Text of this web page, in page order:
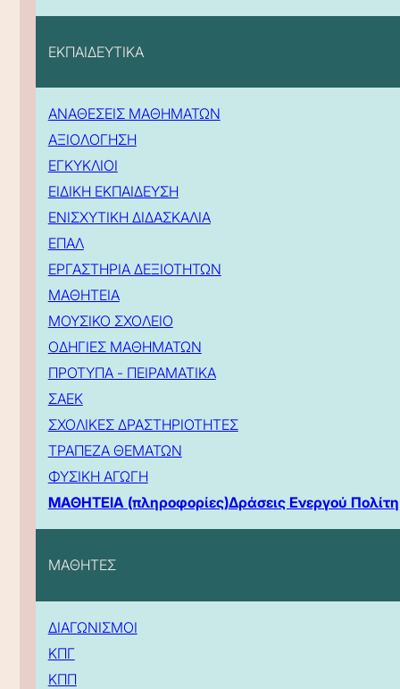
ΕΚΠΑΙΔΕΥΤΙΚΑ
ΑΝΑΘΕΣΕΙΣ ΜΑΘΗΜΑΤΩΝ
ΑΞΙΟΛΟΓΗΣΗ
ΕΓΚΥΚΛΙΟΙ
ΕΙΔΙΚΗ ΕΚΠΑΙΔΕΥΣΗ
ΕΝΙΣΧΥΤΙΚΗ ΔΙΔΑΣΚΑΛΙΑ
ΕΠΑΛ
ΕΡΓΑΣΤΗΡΙΑ ΔΕΞΙΟΤΗΤΩΝ
ΜΑΘΗΤΕΙΑ
ΜΟΥΣΙΚΟ ΣΧΟΛΕΙΟ
ΟΔΗΓΙΕΣ ΜΑΘΗΜΑΤΩΝ
ΠΡΟΤΥΠΑ - ΠΕΙΡΑΜΑΤΙΚΑ
ΣΑΕΚ
ΣΧΟΛΙΚΕΣ ΔΡΑΣΤΗΡΙΟΤΗΤΕΣ
ΤΡΑΠΕΖΑ ΘΕΜΑΤΩΝ
ΦΥΣΙΚΗ ΑΓΩΓΗ
ΜΑΘΗΤΕΙΑ (πληροφορίες)Δράσεις Ενεργού Πολίτη
ΜΑΘΗΤΕΣ
ΔΙΑΓΩΝΙΣΜΟΙ
ΚΠΓ
ΚΠΠ